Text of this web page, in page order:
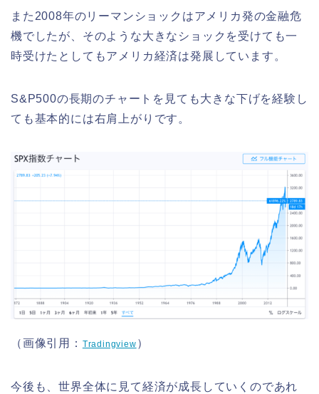
また2008年のリーマンショックはアメリカ発の金融危
機でしたが、そのような大きなショックを受けても一
時受けたとしてもアメリカ経済は発展しています。
S&P500の長期のチャートを見ても大きな下げを経験し
ても基本的には右肩上がりです。
（画像引用： Tradingview ）
今後も、世界全体に見て経済が成長していくのであれ